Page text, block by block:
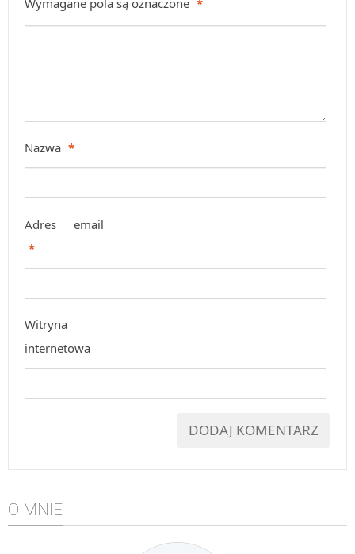
Wymagane pola są oznaczone *
Nazwa *
Adres email
*
Witryna
internetowa
O MNIE